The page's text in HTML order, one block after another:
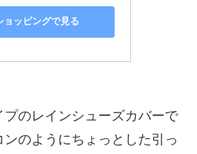
ョッピングで見る
のレインシューズカバーで
のようにちょっとした引っ